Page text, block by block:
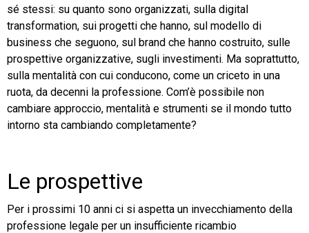
sé stessi: su quanto sono organizzati, sulla digital
transformation, sui progetti che hanno, sul modello di
business che seguono, sul brand che hanno costruito, sulle
prospettive organizzative, sugli investimenti. Ma soprattutto,
sulla mentalità con cui conducono, come un criceto in una
ruota, da decenni la professione. Com’è possibile non
cambiare approccio, mentalità e strumenti se il mondo tutto
intorno sta cambiando completamente?
Le prospettive
Per i prossimi 10 anni ci si aspetta un invecchiamento della
professione legale per un insufficiente ricambio